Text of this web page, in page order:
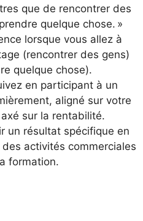
que de rencontrer des
quelque chose. »
lorsque vous allez à
(rencontrer des gens)
quelque chose).
en participant à un
aligné sur votre
sur la rentabilité.
un résultat spécifique en
activités commerciales
formation.